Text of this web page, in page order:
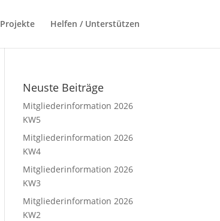
Projekte Helfen / Unterstützen
Neuste Beiträge
Mitgliederinformation 2026
KW5
Mitgliederinformation 2026
KW4
Mitgliederinformation 2026
KW3
Mitgliederinformation 2026
KW2